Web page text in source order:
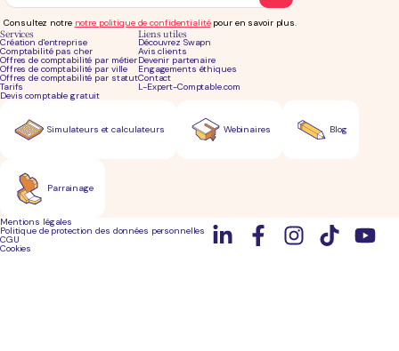
Services
Création d'entreprise
Comptabilité pas cher
Offres de comptabilité par métier
Offres de comptabilité par ville
Offres de comptabilité par statut
Tarifs
Devis comptable gratuit
Liens utiles
Découvrez Swapn
Avis clients
Devenir partenaire
Engagements éthiques
Contact
L-Expert-Comptable.com
Consultez notre notre politique de confidentialitépour en savoir plus.
Simulateurs et calculateurs Blog
Parrainage
Webinaires
Mentions légales
Politique de protection des données personnelles
CGU
Cookies